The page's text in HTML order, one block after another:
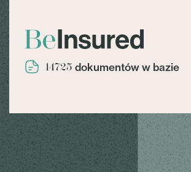
14725 dokumentów w bazie